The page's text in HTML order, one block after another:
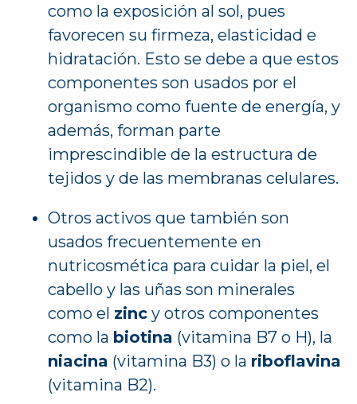
como la exposición al sol, pues
favorecen su firmeza, elasticidad e
hidratación. Esto se debe a que estos
componentes son usados por el
organismo como fuente de energía, y
además, forman parte
imprescindible de la estructura de
tejidos y de las membranas celulares.
Otros activos que también son
usados frecuentemente en
nutricosmética para cuidar la piel, el
cabello y las uñas son minerales
como el zinc y otros componentes
como la biotina (vitamina B7 o H), la
niacina (vitamina B3) o la riboflavina
(vitamina B2).